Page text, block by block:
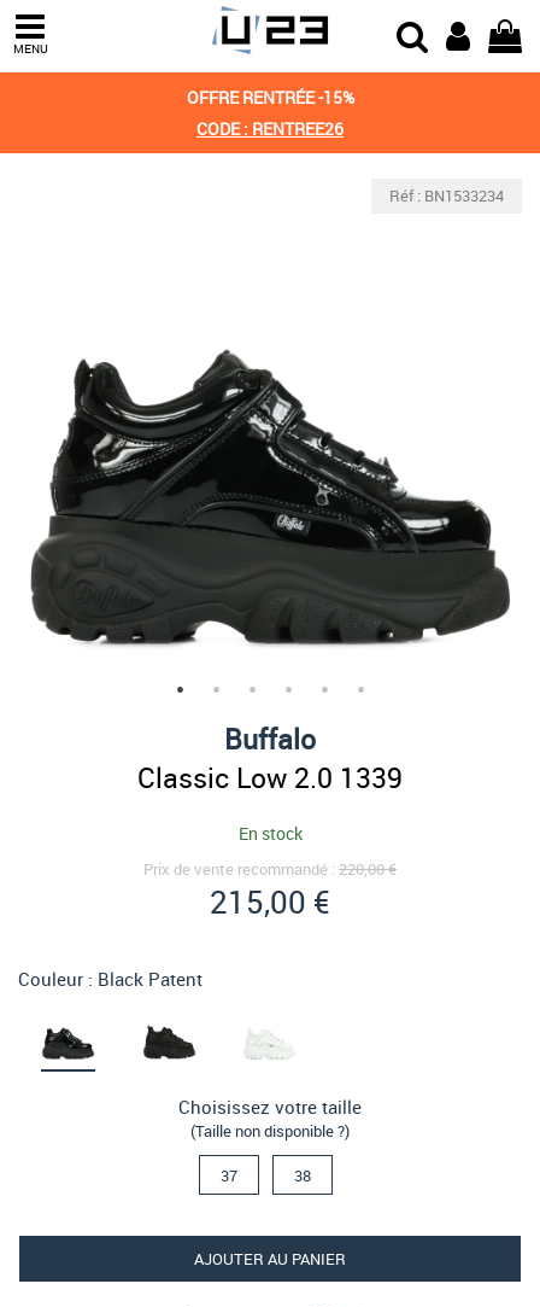
MENU
OFFRE RENTRÉE -15%
CODE : RENTREE26
Réf : BN1533234
Buffalo
Classic Low 2.0 1339
En stock
Prix de vente recommandé : 220,00 €
215,00 €
Couleur : Black Patent
Choisissez votre taille
(Taille non disponible ?)
37 38
AJOUTER AU PANIER